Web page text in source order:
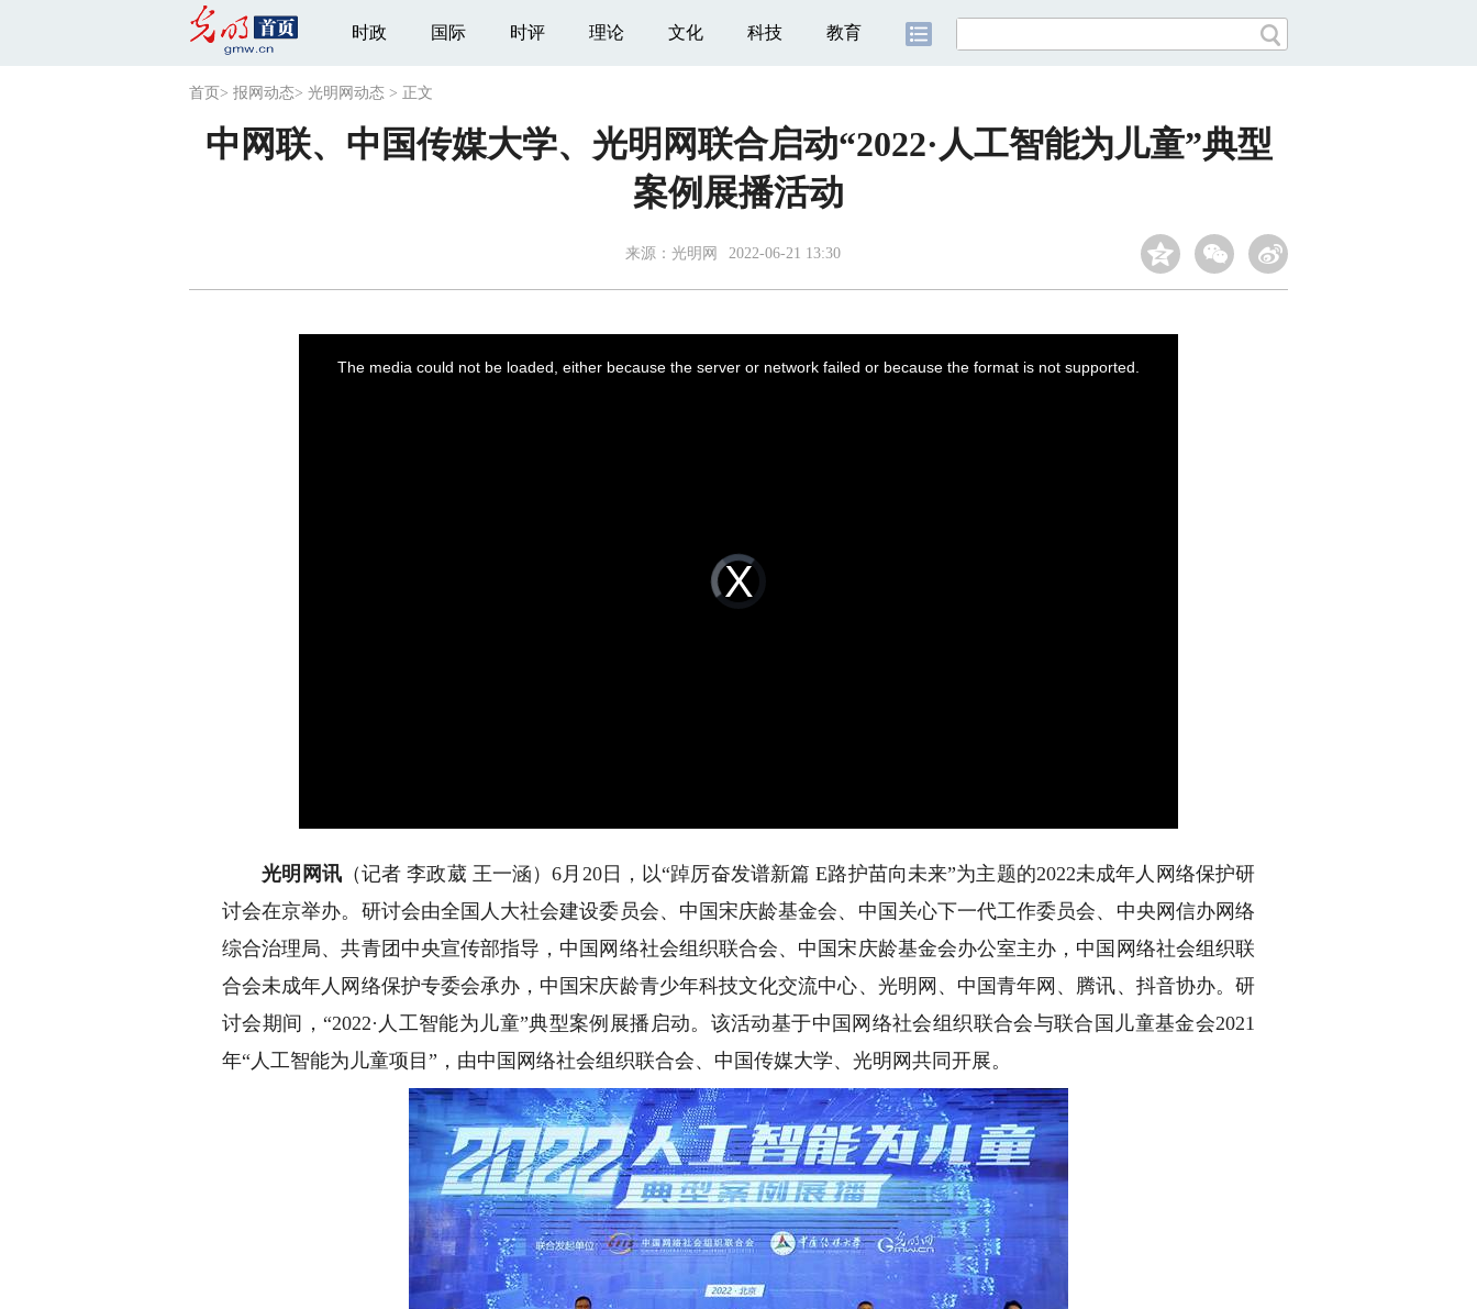
时政 国际 时评 理论 文化 科技 教育
首页 > 报网动态> 光明网动态 > 正文
中网联、中国传媒大学、光明网联合启动“2022·人工智能为儿童”典型
案例展播活动
来源： 光明网 2022-06-21 13:30
Video
Player
is
loading.
The media could not be loaded, either because the server or network failed or because the format is not supported.
光明网讯（记者 李政葳 王一涵）6月20日，以“踔厉奋发谱新篇 E路护苗向未来”为主题的2022未成年人网络保护研
讨会在京举办。研讨会由全国人大社会建设委员会、中国宋庆龄基金会、中国关心下一代工作委员会、中央网信办网络
综合治理局、共青团中央宣传部指导，中国网络社会组织联合会、中国宋庆龄基金会办公室主办，中国网络社会组织联
合会未成年人网络保护专委会承办，中国宋庆龄青少年科技文化交流中心、光明网、中国青年网、腾讯、抖音协办。研
讨会期间，“2022·人工智能为儿童”典型案例展播启动。该活动基于中国网络社会组织联合会与联合国儿童基金会2021
年“人工智能为儿童项目”，由中国网络社会组织联合会、中国传媒大学、光明网共同开展。